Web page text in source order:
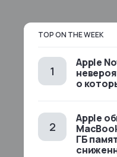
TOP ON THE WEEK
Apple
о
Apple
ГБ